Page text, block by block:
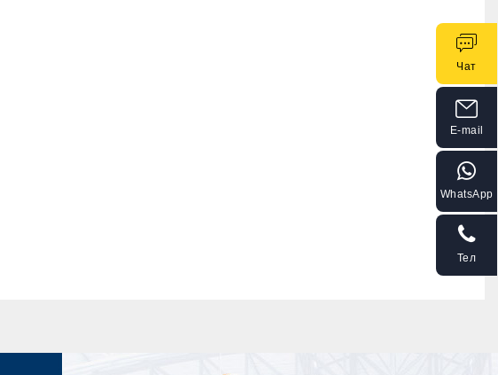
Чат
E-mail
WhatsApp
Тел